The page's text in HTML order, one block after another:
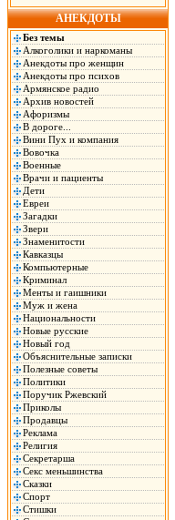
АНЕКДОТЫ
Без темы
Алкоголики и наркоманы
Анекдоты про женщин
Анекдоты про психов
Армянское радио
Архив новостей
Афоризмы
В дороге...
Вини Пух и компания
Вовочка
Военные
Врачи и пациенты
Дети
Евреи
Загадки
Звери
Знаменитости
Кавказцы
Компьютерные
Криминал
Менты и гаишники
Муж и жена
Национальности
Новые русские
Новый год
Объяснительные записки
Полезные советы
Политики
Поручик Ржевский
Приколы
Продавцы
Реклама
Религия
Секретарша
Секс меньшинства
Сказки
Спорт
Стишки